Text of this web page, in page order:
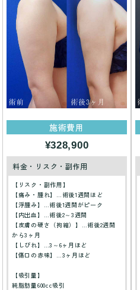
施術費用
¥328,900
料金・リスク・副作用
【リスク・副作用】
【痛み・腫れ】…術後1週間ほど
【浮腫み】…術後1週間がピーク
【内出血】…術後2～3週間
【皮膚の硬さ（拘縮）】…術後2週間
から3ヶ月
【しびれ】…3～6ヶ月ほど
【傷口の赤味】…3ヶ月ほど
【吸引量】
純脂肪量600cc吸引